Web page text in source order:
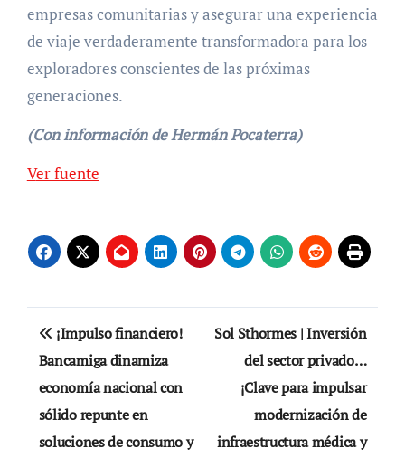
empresas comunitarias y asegurar una experiencia
de viaje verdaderamente transformadora para los
exploradores conscientes de las próximas
generaciones.
(Con información de Hermán Pocaterra)
Navegación
entradas
Ver fuente
Navegación
de
entradas
¡Impulso financiero!
Bancamiga dinamiza
economía nacional con
sólido repunte en
soluciones de consumo y
Sol Sthormes | Inversión
del sector privado…
¡Clave para impulsar
modernización de
infraestructura médica y